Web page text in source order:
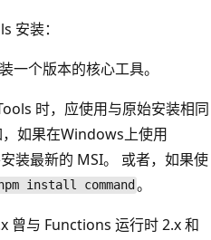
安装：
一个版本的核心工具。
时，应使用与原始安装相同
如果在Windows上使用
装最新的 MSI。 或者，如果使
install command 。
曾与 Functions 运行时 2.x 和